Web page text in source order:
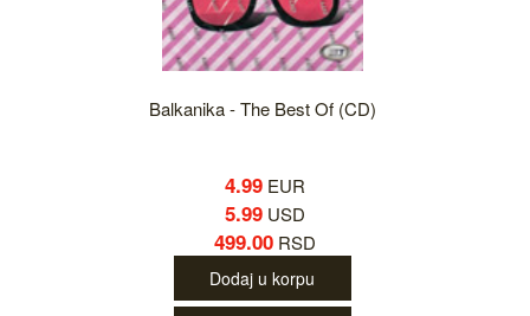
Balkanika - The Best Of (CD)
4.99 EUR
5.99 USD
499.00 RSD
Dodaj u korpu